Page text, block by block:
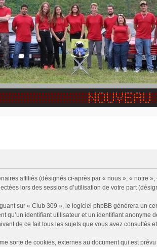
affiliés (désignés ci-après par « nous », « notre
lors des sessions d’utilisation de votre part
sur « Club 309 », le logiciel phpBB génèrera un
qu’un identifiant utilisateur et un identifiant
de ce fait tous les sujets que vous avez consultés
sorte de cookies, externes au document qui est